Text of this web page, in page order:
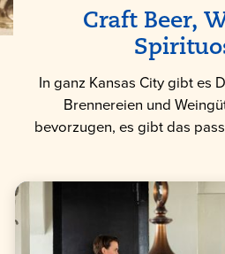
Craft Beer,
In ganz Kansas City gibt es
Brennereien und
bevorzugen, es gibt das